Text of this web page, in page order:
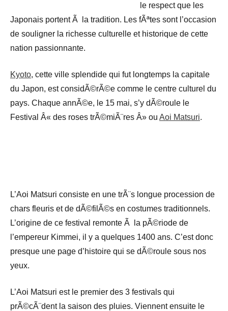
le respect que les
Japonais portent Ã la tradition. Les fÃªtes sont l’occasion
de souligner la richesse culturelle et historique de cette
nation passionnante.
Kyoto, cette ville splendide qui fut longtemps la capitale
du Japon, est considÃ©rÃ©e comme le centre culturel du
pays. Chaque annÃ©e, le 15 mai, s’y dÃ©roule le
Festival Â« des roses trÃ©miÃ¨res Â» ou Aoi Matsuri.
L’Aoi Matsuri consiste en une trÃ¨s longue procession de
chars fleuris et de dÃ©filÃ©s en costumes traditionnels.
L’origine de ce festival remonte Ã la pÃ©riode de
l’empereur Kimmei, il y a quelques 1400 ans. C’est donc
presque une page d’histoire qui se dÃ©roule sous nos
yeux.
L’Aoi Matsuri est le premier des 3 festivals qui
prÃ©cÃ¨dent la saison des pluies. Viennent ensuite le